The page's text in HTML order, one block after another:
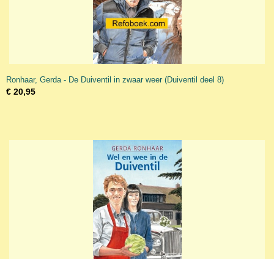
Ronhaar, Gerda - De Duiventil in zwaar weer (Duiventil deel 8)
€ 20,95